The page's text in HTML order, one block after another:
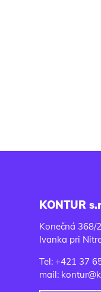
KONTUR
Konečná 368/
Ivanka pri
Tel: +421 37
mail: